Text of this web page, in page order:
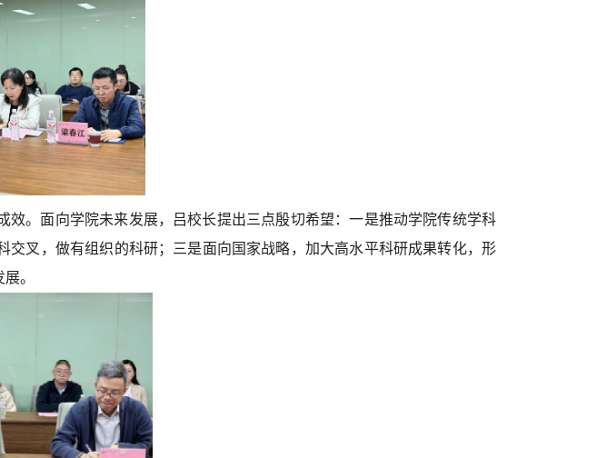
效。 面向学院未来发展，吕校长提出三点殷切希望：一是推动学院传统学科
叉，做有组织的科研；三是面向国家战略，加大高水平科研成果转化，形
。